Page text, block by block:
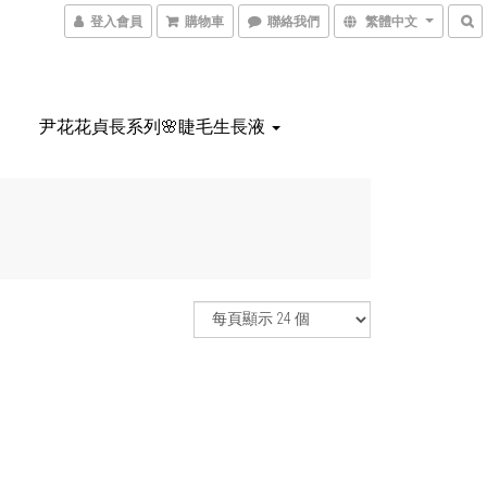
登入會員 購物車 聯絡我們 繁體中文
尹花花貞長系列🌸睫毛生長液